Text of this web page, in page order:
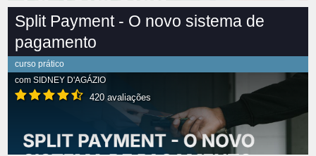
Split Payment - O novo sistema de
pagamento
curso prático
com SIDNEY D'AGÁZIO
420 avaliações